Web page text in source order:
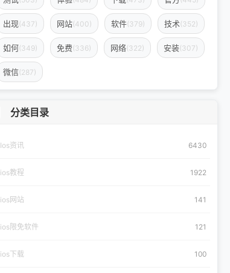
出现(437) 网站(400) 软件(379) 技术(352)
如何(349) 免费(336) 网络(322) 安装(307)
微信(287)
分类目录
Ios资讯 6430
ios教程 1922
ios网站 141
ios限免软件 121
ios下载 100